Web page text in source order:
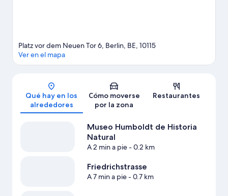
Mapa
Platz vor dem Neuen Tor 6, Berlin, BE, 10115
Ver en el mapa
Qué hay en los
alrededores
Cómo moverse
por la zona
Restaurantes
Museo Humboldt de Historia
Natural
A 2 min a pie- 0.2 km
Friedrichstrasse
A 7 min a pie- 0.7 km